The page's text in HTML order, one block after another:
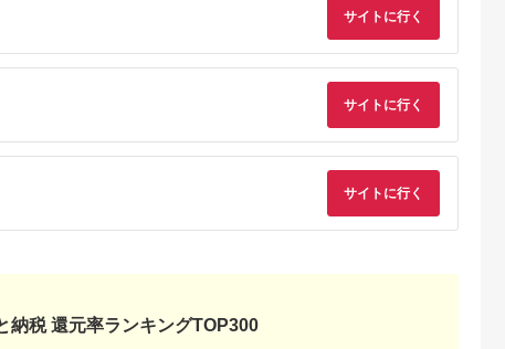
出典：ふるさとプレミ
出典：ふるさとプレ
サイトに行く
サイトに行く
サイトに行く
納税 還元率ランキングTOP300